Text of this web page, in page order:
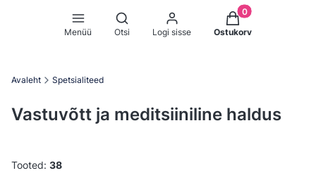
Menüü
Ava otsingumootor
Otsi Logi sisse
Tooted
Ostukorv
Avaleht Spetsialiteed
Vastuvõtt ja meditsiiniline haldus
Tooted: 38